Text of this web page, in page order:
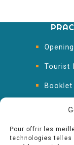
Pour offrir les
technologies telles
Tourist
Booklet
Keep